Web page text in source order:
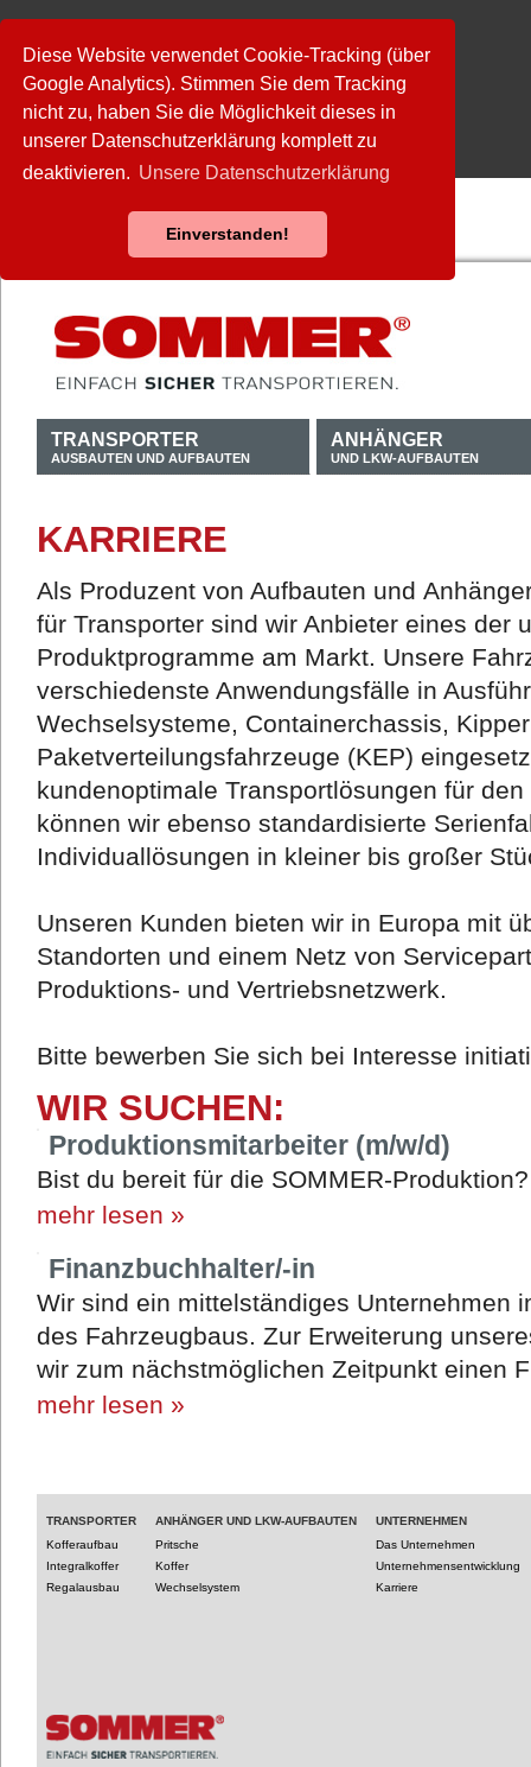
Diese Website verwendet Cookie-Tracking (über
Google Analytics). Stimmen Sie dem Tracking
nicht zu, haben Sie die Möglichkeit dieses in
unserer Datenschutzerklärung komplett zu
deaktivieren. Unsere Datenschutzerklärung
Einverstanden!
TRANSPORTER
AUSBAUTEN UND AUFBAUTEN
ANHÄNGER
UND LKW-AUFBAUTEN
KARRIERE
Als Produzent von Aufbauten und
für Transporter sind wir Anbieter eines der
Produktprogramme am Markt. Unsere
verschiedenste Anwendungsfälle in
Wechselsysteme, Containerchassis,
Paketverteilungsfahrzeuge (KEP)
kundenoptimale Transportlösungen für
können wir ebenso standardisierte
Individuallösungen in kleiner bis großer
Unseren Kunden bieten wir in Europa mit
Standorten und einem Netz von
Produktions- und Vertriebsnetzwerk.
Bitte bewerben Sie sich bei Interesse
WIR SUCHEN:
Produktionsmitarbeiter (m/w/d)
Bist du bereit für die SOMMER-
mehr lesen »
Finanzbuchhalter/-in
Wir sind ein mittelständiges Unternehmen
des Fahrzeugbaus. Zur Erweiterung
wir zum nächstmöglichen Zeitpunkt einen
mehr lesen »
TRANSPORTER
Kofferaufbau
Integralkoffer
Regalausbau
ANHÄNGER UND LKW-AUFBAUTEN
Pritsche
Koffer
Wechselsystem
UNTERNEHMEN
Das Unternehmen
Unternehmensentwicklung
Karriere